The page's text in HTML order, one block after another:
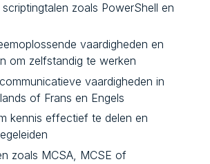
zoals PowerShell en
vaardigheden en
om zelfstandig te werken
vaardigheden in
of Frans en Engels
kennis effectief te delen en
zoals MCSA, MCSE of